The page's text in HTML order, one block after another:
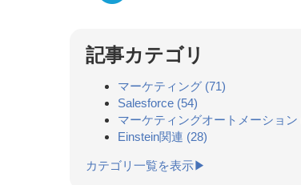
記事カテゴリ
マーケティング (71)
Salesforce (54)
マーケティングオートメーション
Einstein関連 (28)
カテゴリ一覧を表示▶